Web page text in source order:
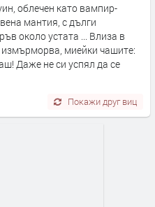
облечен като вампир-
мантия, с дълги
около устата ... Влиза в
миейки чашите:
Даже не си успял да се
Покажи друг виц